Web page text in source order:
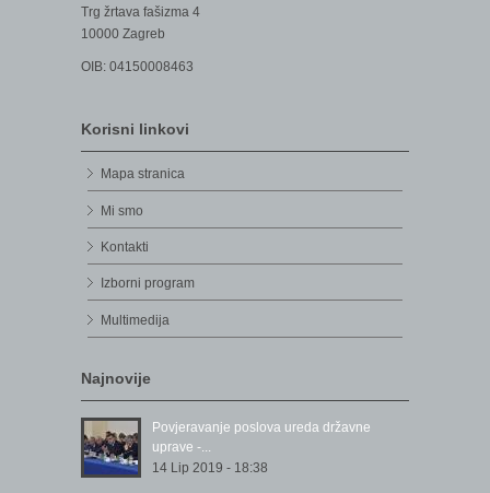
Trg žrtava fašizma 4
10000 Zagreb
OIB: 04150008463
Korisni linkovi
Mapa stranica
Mi smo
Kontakti
Izborni program
Multimedija
Najnovije
Povjeravanje poslova ureda državne
uprave -...
14 Lip 2019 - 18:38